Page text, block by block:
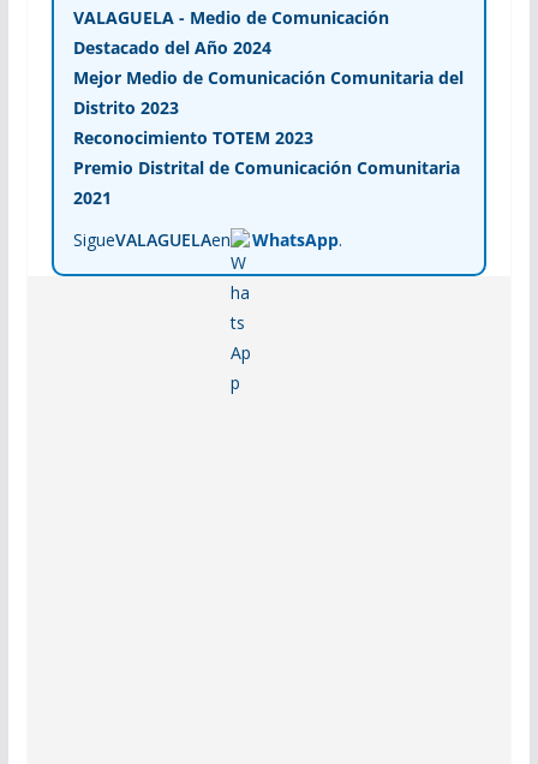
VALAGUELA - Medio de Comunicación
Destacado del Año 2024
Mejor Medio de Comunicación Comunitaria del
Distrito 2023
Reconocimiento TOTEM 2023
Premio Distrital de Comunicación Comunitaria
2021
SigueVALAGUELAen WhatsApp.